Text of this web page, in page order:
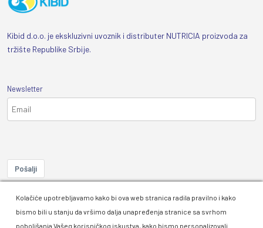
Kibid d.o.o. je ekskluzivni uvoznik i distributer NUTRICIA proizvoda za
tržište Republike Srbije.
Newsletter
Pošalji
This site is protected by reCAPTCHA and the GooglePrivacy Policy
andTerms of Serviceapply.
Kolačiće upotrebljavamo kako bi ova web stranica radila pravilno i kako
bismo bili u stanju da vršimo dalja unapređenja stranice sa svrhom
poboljšanja Vašeg korisničkog iskustva, kako bismo personalizovali